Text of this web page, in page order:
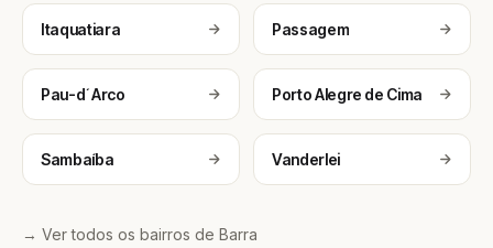
Itaquatiara Passagem
Pau-d´Arco Porto Alegre de Cima
Sambaíba Vanderlei
→ Ver todos os bairros de Barra